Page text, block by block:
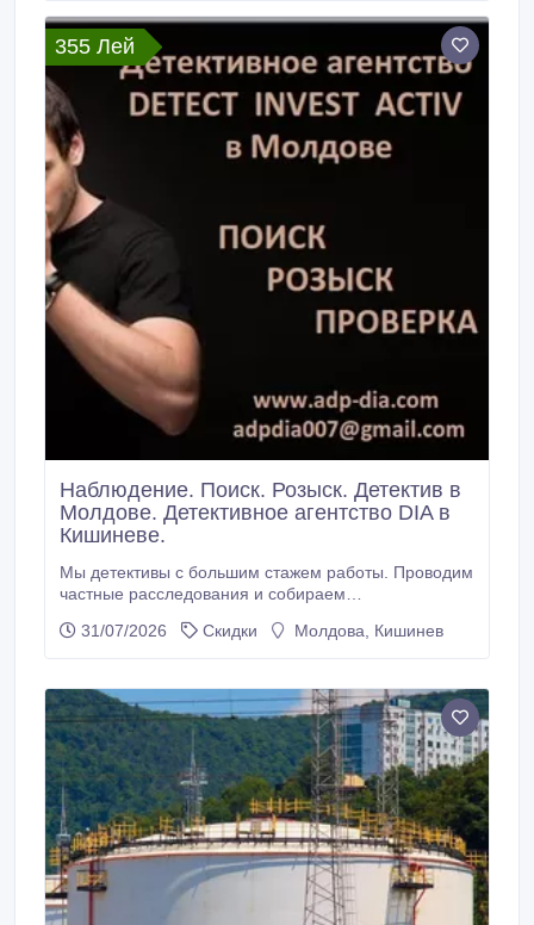
355 Лей
Наблюдение. Поиск. Розыск. Детектив в
Молдове. Детективное агентство DIA в
Кишиневе.
Мы детективы с большим стажем работы. Проводим
частные расследования и собираем
измены, - сбор информации о внебрачных
подростка, - наблюдение и фиксация важных
моментов, - осуществление розыска пропавших
людей и имущества, - установление
местонахождения близкого, коллеги, с которым
была потеряна связь, - проверка деловых
партнеров (актуальных и будущих), - сбор
информации о фирме (администраторе,
учредителей имуществе, деятельности…), -
проверка персонала и биографии (при приеме на
работу и действующего), - наблюдение и слежение
за объектом, - проведение и других расследований,
31/07/2026 Скидки Молдова, Кишинев